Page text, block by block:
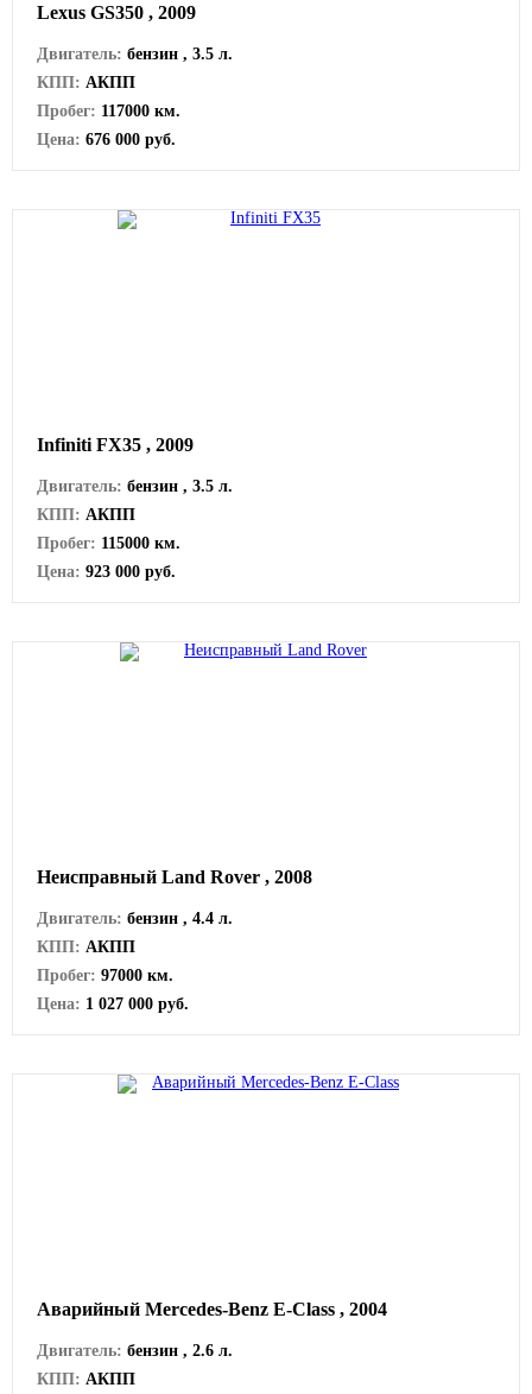
Lexus GS350 , 2009
Двигатель: бензин , 3.5 л.
КПП: АКПП
Пробег: 117000 км.
Цена: 676 000 руб.
Infiniti FX35 , 2009
Двигатель: бензин , 3.5 л.
КПП: АКПП
Пробег: 115000 км.
Цена: 923 000 руб.
Неисправный Land Rover , 2008
Двигатель: бензин , 4.4 л.
КПП: АКПП
Пробег: 97000 км.
Цена: 1 027 000 руб.
Аварийный Mercedes-Benz E-Class , 2004
Двигатель: бензин , 2.6 л.
КПП: АКПП